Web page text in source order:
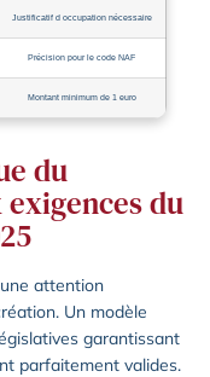
Justificatif d occupation nécessaire
Précision pour le code NAF
Montant minimum de 1 euro
du
du
attention
Un modèle
garantissant
parfaitement valides.